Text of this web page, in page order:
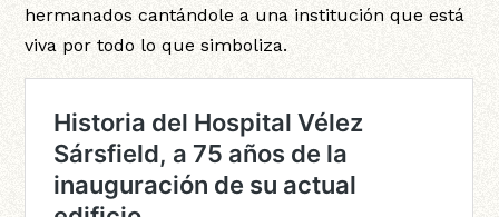
hermanados cantándole a una institución que está
viva por todo lo que simboliza.